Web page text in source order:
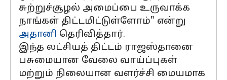
சுற்றுச்சூழல் அமைப்பை உருவாக்க
நாங்கள் திட்டமிட்டுள்ளோம்" என்று
அதானி தெரிவித்தார்.
இந்த லட்சியத் திட்டம் ராஜஸ்தானை
பசுமையான வேலை வாய்ப்புகள்
மற்றும் நிலையான வளர்ச்சி மையமாக